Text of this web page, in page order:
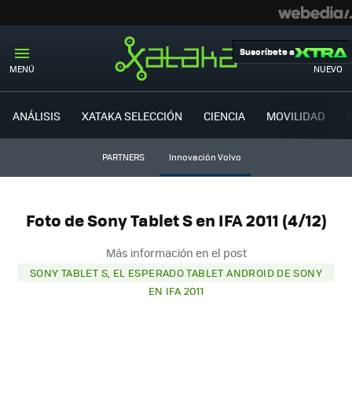
MENÚ NUEVO
Suscríbete a
ANÁLISIS XATAKA SELECCIÓN CIENCIA MOVILIDAD
PARTNERS Innovación Volvo
Foto de Sony Tablet S en IFA 2011 (4/12)
Más información en el post
SONY TABLET S, EL ESPERADO TABLET ANDROID DE SONY
EN IFA 2011